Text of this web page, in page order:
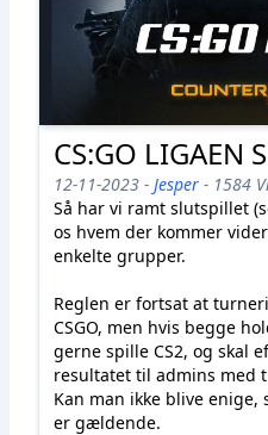
CS:GO LIGAEN
12-11-2023 - Jesper - 1584
Så har vi ramt slutspillet
os hvem der kommer
enkelte grupper.
Reglen er fortsat at
CSGO, men hvis begge
gerne spille CS2, og skal
resultatet til admins med
Kan man ikke blive enige,
er gældende.